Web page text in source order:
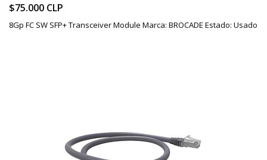
$75.000 CLP
8Gp FC SW SFP+ Transceiver Module Marca: BROCADE Estado: Usado